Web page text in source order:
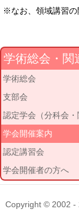
※なお、領域講習の
学術総会・関
学術総会
支部会
認定学会（分科会・
学会開催案内
認定講習会
学会開催者の方へ
Copyright © 2002 -